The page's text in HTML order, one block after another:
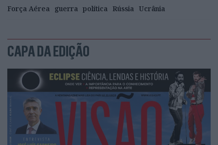
Força Aérea guerra política Rússia Ucrânia
CAPA DA EDIÇÃO